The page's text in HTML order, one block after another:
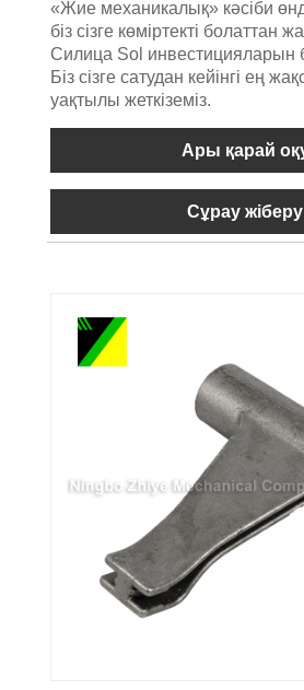
«Жие механикалық» кәсіби
біз сізге көміртекті болаттан
Силица Sol инвестицияларын
Біз сізге сатудан кейінгі ең
уақтылы жеткіземіз.
Ары қарай
Сұрау жіберу